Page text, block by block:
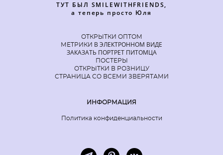
ТУТ БЫЛ SMILEWITHFRIENDS,
а теперь просто Юля
ОТКРЫТКИ ОПТОМ
МЕТРИКИ В ЭЛЕКТРОННОМ ВИДЕ
ЗАКАЗАТЬ ПОРТРЕТ ПИТОМЦА
ПОСТЕРЫ
ОТКРЫТКИ В РОЗНИЦУ
СТРАНИЦА СО ВСЕМИ ЗВЕРЯТАМИ
ИНФОРМАЦИЯ
Политика конфиденциальности